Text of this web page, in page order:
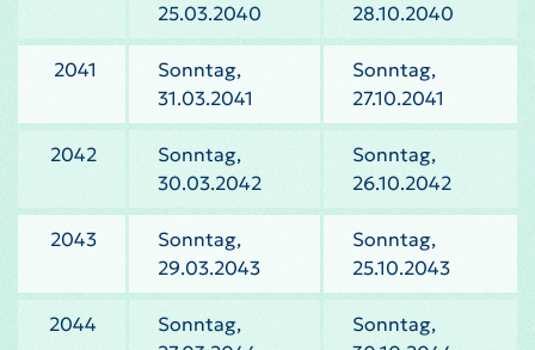
25.03.2040
28.10.2040
2041
Sonntag,
31.03.2041
Sonntag,
27.10.2041
2042
Sonntag,
30.03.2042
Sonntag,
26.10.2042
2043
Sonntag,
29.03.2043
Sonntag,
25.10.2043
2044
Sonntag,
Sonntag,